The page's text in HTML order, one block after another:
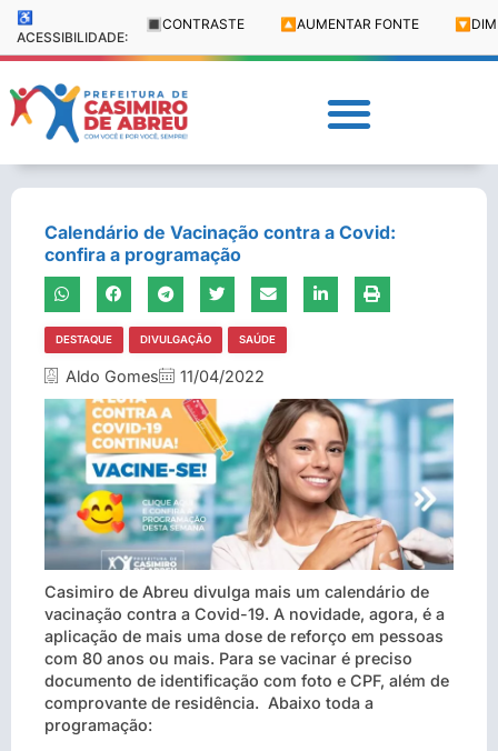
♿
ACESSIBILIDADE:
🔳 CONTRASTE 🔼 AUMENTAR FONTE 🔽
Calendário de Vacinação contra a Covid:
confira a programação
DESTAQUE DIVULGAÇÃO SAÚDE
Aldo Gomes 11/04/2022
Casimiro de Abreu divulga mais um calendário de
vacinação contra a Covid-19. A novidade, agora, é a
aplicação de mais uma dose de reforço em pessoas
com 80 anos ou mais. Para se vacinar é preciso
documento de identificação com foto e CPF, além de
comprovante de residência. Abaixo toda a
programação: